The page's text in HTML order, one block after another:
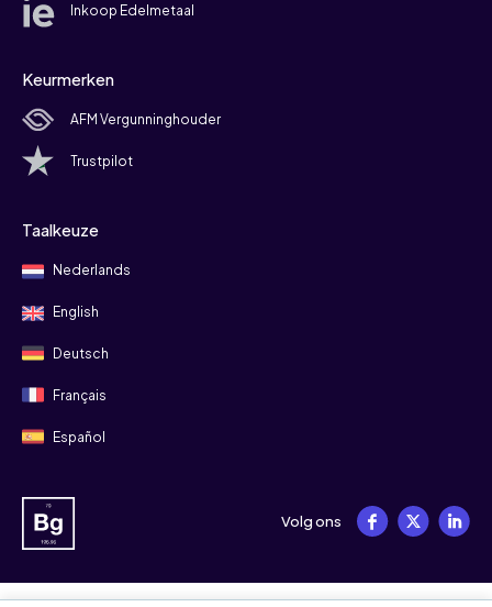
Inkoop Edelmetaal
Keurmerken
AFM Vergunninghouder
Trustpilot
Taalkeuze
Nederlands
English
Deutsch
Français
Español
Volg ons